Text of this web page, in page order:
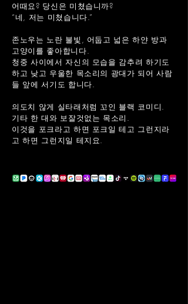
어때요? 당신은 미쳤습니까?
“네, 저는 미쳤습니다.”
존노우는 노란 불빛, 어둡고 넓은 하얀 방과
고양이를 좋아합니다.
청중 사이에서 자신의 모습을 감추려 하기도
하고 낮고 우울한 목소리의 광대가 되어 사람
들 앞에 서기도 합니다.
의도치 않게 실타래처럼 꼬인 블랙 코미디.
기타 한 대와 보잘것없는 목소리.
이것을 포크라고 하면 포크일 테고 그런지라
고 하면 그런지일 테지요.